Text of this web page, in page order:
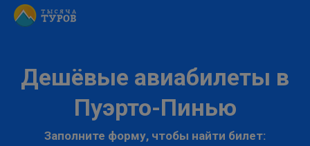
Дешёвые авиабилеты в
Пуэрто-Пинью
Заполните форму, чтобы найти билет: